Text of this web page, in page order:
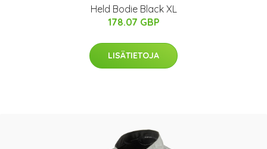
Held Bodie Black XL
178.07 GBP
LISÄTIETOJA